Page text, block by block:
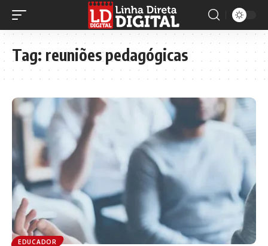
Tag: reuniões pedagógicas
EDUCADOR